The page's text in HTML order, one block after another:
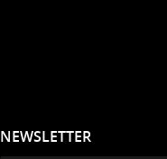
NEWSLETTER